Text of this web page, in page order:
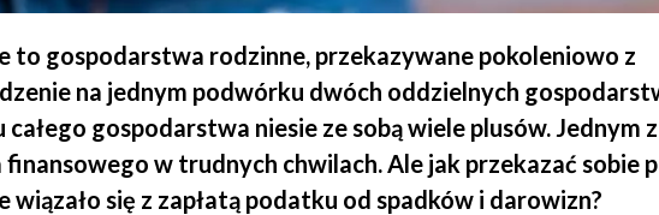
to gospodarstwa rodzinne, przekazywane pokoleniowo z
na jednym podwórku dwóch oddzielnych
gospodarstwa niesie ze sobą wiele plusów. Jednym
w trudnych chwilach. Ale jak przekazać sobie
wiązało się z zapłatą podatku od spadków i darowizn?